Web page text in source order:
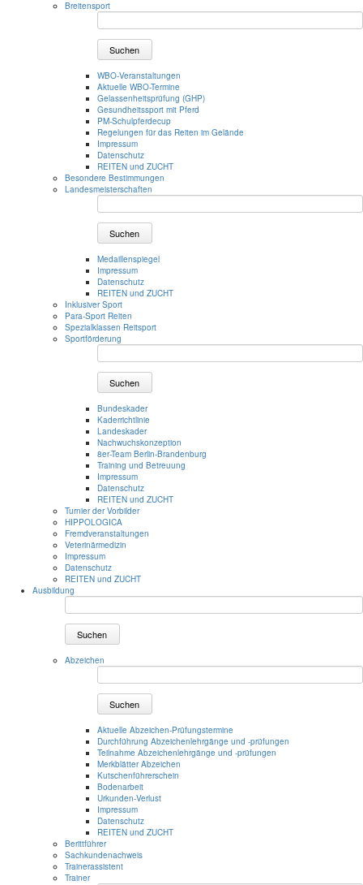
Breitensport
Suchen
WBO-Veranstaltungen
Aktuelle WBO-Termine
Gelassenheitsprüfung (GHP)
Gesundheitssport mit Pferd
PM-Schulpferdecup
Regelungen für das Reiten im Gelände
Impressum
Datenschutz
REITEN und ZUCHT
Besondere Bestimmungen
Landesmeisterschaften
Suchen
Medaillenspiegel
Impressum
Datenschutz
REITEN und ZUCHT
Inklusiver Sport
Para-Sport Reiten
Spezialklassen Reitsport
Sportförderung
Suchen
Bundeskader
Kaderrichtlinie
Landeskader
Nachwuchskonzeption
8er-Team Berlin-Brandenburg
Training und Betreuung
Impressum
Datenschutz
REITEN und ZUCHT
Turnier der Vorbilder
HIPPOLOGICA
Fremdveranstaltungen
Veterinärmedizin
Impressum
Datenschutz
REITEN und ZUCHT
Ausbildung
Suchen
Abzeichen
Suchen
Aktuelle Abzeichen-Prüfungstermine
Durchführung Abzeichenlehrgänge und -prüfungen
Teilnahme Abzeichenlehrgänge und -prüfungen
Merkblätter Abzeichen
Kutschenführerschein
Bodenarbeit
Urkunden-Verlust
Impressum
Datenschutz
REITEN und ZUCHT
Berittführer
Sachkundenachweis
Trainerassistent
Trainer